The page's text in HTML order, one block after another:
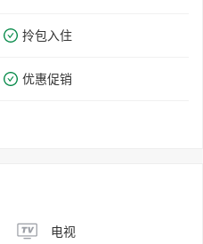
拎包入住
优惠促销
电视